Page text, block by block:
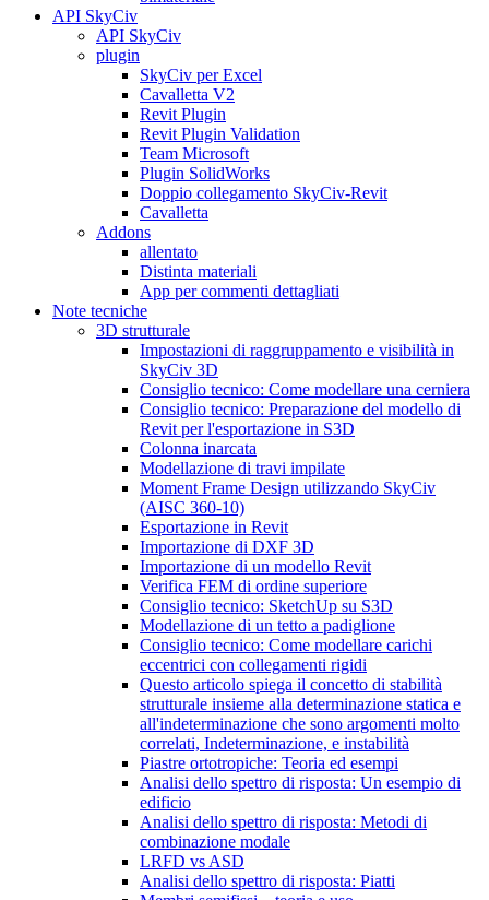
API SkyCiv
API SkyCiv
plugin
SkyCiv per Excel
Cavalletta V2
Revit Plugin
Revit Plugin Validation
Team Microsoft
Plugin SolidWorks
Doppio collegamento SkyCiv-Revit
Cavalletta
Addons
allentato
Distinta materiali
App per commenti dettagliati
Note tecniche
3D strutturale
Impostazioni di raggruppamento e visibilità in
SkyCiv 3D
Consiglio tecnico: Come modellare una cerniera
Consiglio tecnico: Preparazione del modello di
Revit per l'esportazione in S3D
Colonna inarcata
Modellazione di travi impilate
Moment Frame Design utilizzando SkyCiv
(AISC 360-10)
Esportazione in Revit
Importazione di DXF 3D
Importazione di un modello Revit
Verifica FEM di ordine superiore
Consiglio tecnico: SketchUp su S3D
Modellazione di un tetto a padiglione
Consiglio tecnico: Come modellare carichi
eccentrici con collegamenti rigidi
Questo articolo spiega il concetto di stabilità
strutturale insieme alla determinazione statica e
all'indeterminazione che sono argomenti molto
correlati, Indeterminazione, e instabilità
Piastre ortotropiche: Teoria ed esempi
Analisi dello spettro di risposta: Un esempio di
edificio
Analisi dello spettro di risposta: Metodi di
combinazione modale
LRFD vs ASD
Analisi dello spettro di risposta: Piatti